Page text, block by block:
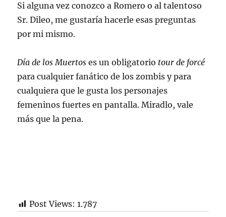
Si alguna vez conozco a Romero o al talentoso
Sr. Dileo, me gustaría hacerle esas preguntas
por mi mismo.
Día de los Muertos es un obligatorio tour de forcé
para cualquier fanático de los zombis y para
cualquiera que le gusta los personajes
femeninos fuertes en pantalla. Miradlo, vale
más que la pena.
Post Views: 1.787